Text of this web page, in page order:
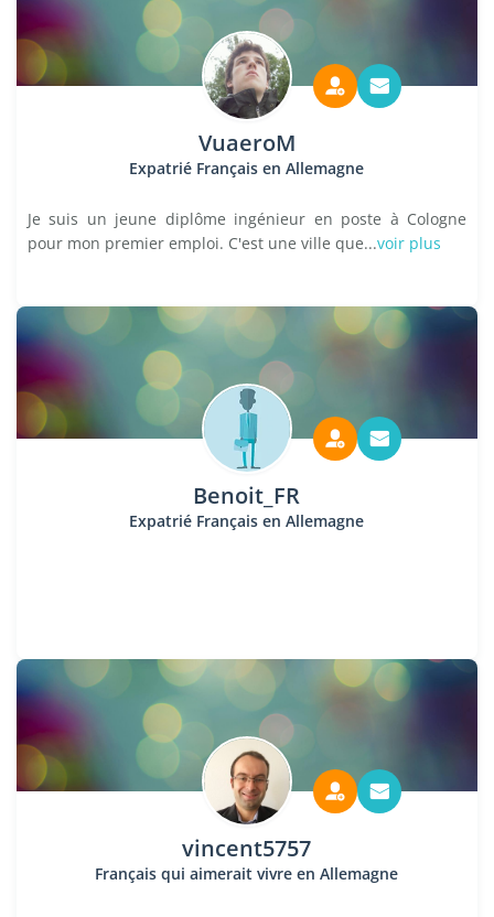
VuaeroM
Expatrié Français en Allemagne
Je suis un jeune diplôme ingénieur en poste à Cologne
pour mon premier emploi. C'est une ville que...voir plus
Benoit_FR
Expatrié Français en Allemagne
vincent5757
Français qui aimerait vivre en Allemagne